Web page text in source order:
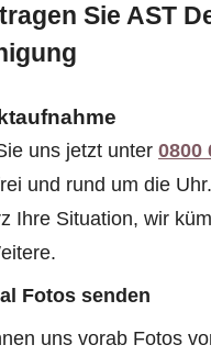
Sie AST
uns jetzt unter 0800
und rund um die
Ihre Situation, wir
Fotos senden
uns vorab Fotos